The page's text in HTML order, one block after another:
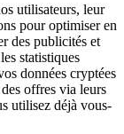
utilisateurs, leur
pour optimiser en
des publicités et
statistiques
données cryptées
offres via leurs
utilisez déjà vous-